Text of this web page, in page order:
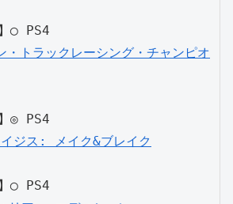
◯ PS4
トラックレーシング・チャンピオ
◎ PS4
ジス: メイク&ブレイク
◯ PS4